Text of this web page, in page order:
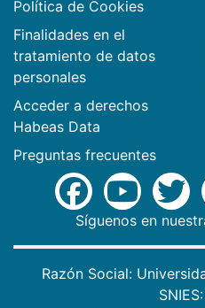
Política de Cookies
Finalidades en el
tratamiento de datos
personales
Acceder a derechos
Habeas Data
Preguntas frecuentes
Síguenos en
Razón Social: